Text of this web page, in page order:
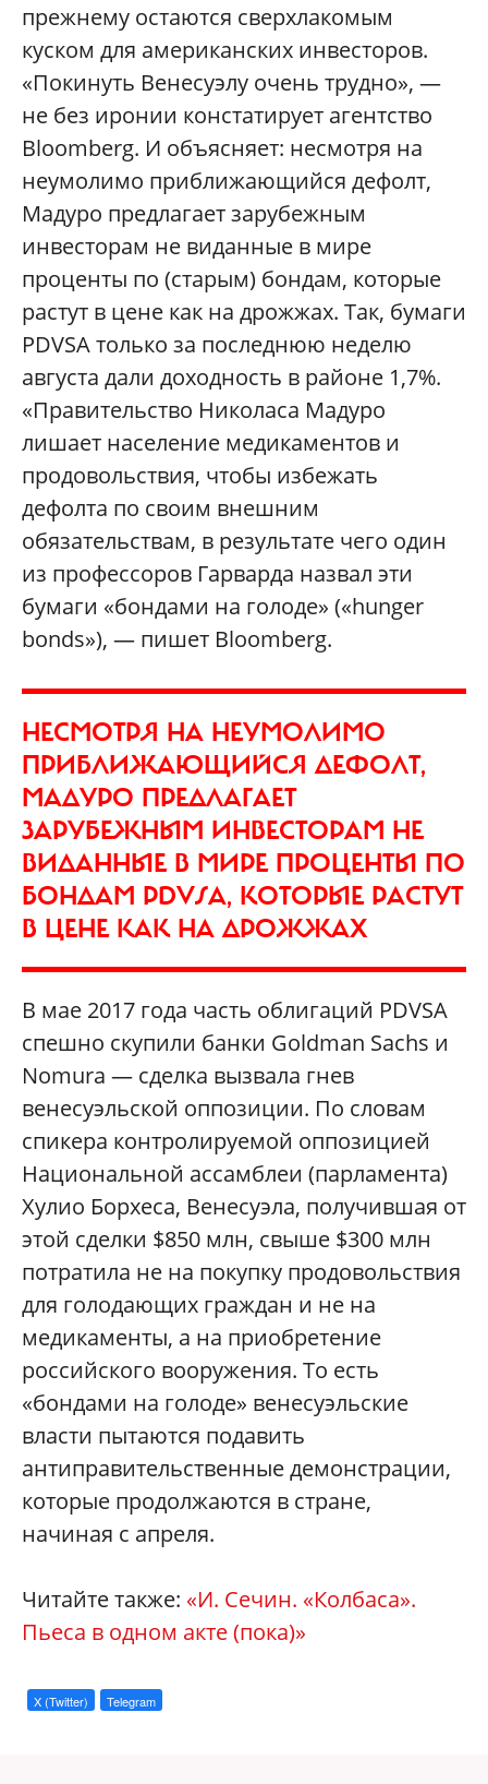
прежнему остаются сверхлакомым
куском для американских инвесторов.
«Покинуть Венесуэлу очень трудно», —
не без иронии констатирует агентство
Bloomberg. И объясняет: несмотря на
неумолимо приближающийся дефолт,
Мадуро предлагает зарубежным
инвесторам не виданные в мире
проценты по (старым) бондам, которые
растут в цене как на дрожжах. Так, бумаги
PDVSA только за последнюю неделю
августа дали доходность в районе 1,7%.
«Правительство Николаса Мадуро
лишает население медикаментов и
продовольствия, чтобы избежать
дефолта по своим внешним
обязательствам, в результате чего один
из профессоров Гарварда назвал эти
бумаги «бондами на голоде» («hunger
bonds»), — пишет Bloomberg.
НЕСМОТРЯ НА НЕУМОЛИМО
ПРИБЛИЖАЮЩИЙСЯ ДЕФОЛТ,
МАДУРО ПРЕДЛАГАЕТ
ЗАРУБЕЖНЫМ ИНВЕСТОРАМ НЕ
ВИДАННЫЕ В МИРЕ ПРОЦЕНТЫ ПО
БОНДАМ PDVSA, КОТОРЫЕ РАСТУТ
В ЦЕНЕ КАК НА ДРОЖЖАХ
В мае 2017 года часть облигаций PDVSA
cпешно скупили банки Goldman Sachs и
Nomura — сделка вызвала гнев
венесуэльской оппозиции. По словам
спикера контролируемой оппозицией
Национальной ассамблеи (парламента)
Хулио Борхеса, Венесуэла, получившая от
этой сделки $850 млн, свыше $300 млн
потратила не на покупку продовольствия
для голодающих граждан и не на
медикаменты, а на приобретение
российского вооружения. То есть
«бондами на голоде» венесуэльские
власти пытаются подавить
антиправительственные демонстрации,
которые продолжаются в стране,
начиная с апреля.
Читайте также: «И. Сечин. «Колбаса».
Пьеса в одном акте (пока)»
X (Twitter) Telegram